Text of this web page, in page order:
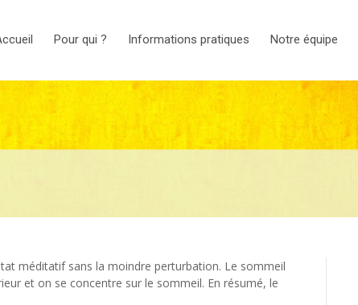
Pour qui ? Informations pratiques Notre équipe
méditatif sans la moindre perturbation. Le sommeil
et on se concentre sur le sommeil. En résumé, le